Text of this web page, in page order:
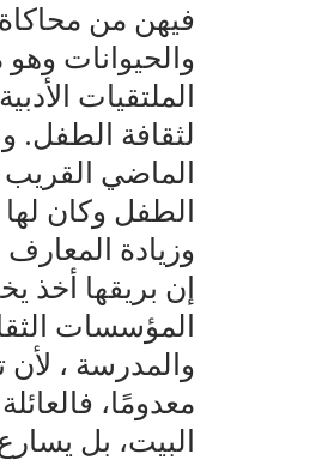
فيهن من
والحيوانات
الملتقيات
لثقافة الطفل.
الماضي
الطفل وكان لها
وزيادة
إن بريقها أخذ
المؤسسات
والمدرسة ، لأن
معدومًا،
البيت، بل